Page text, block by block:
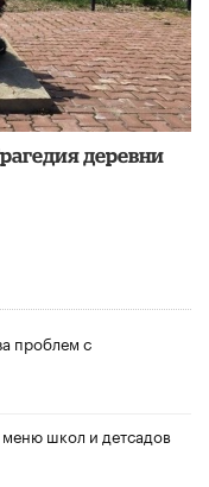
деревни
проблем с
школ и детсадов